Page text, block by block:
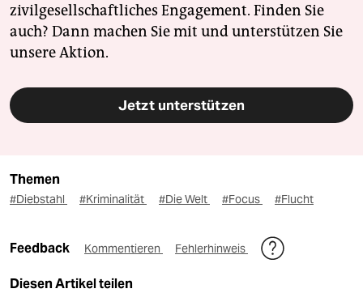
zivilgesellschaftliches Engagement. Finden Sie
auch? Dann machen Sie mit und unterstützen Sie
unsere Aktion.
Jetzt unterstützen
Themen
#Diebstahl #Kriminalität #Die Welt #Focus #Flucht
Feedback Kommentieren Fehlerhinweis
Diesen Artikel teilen